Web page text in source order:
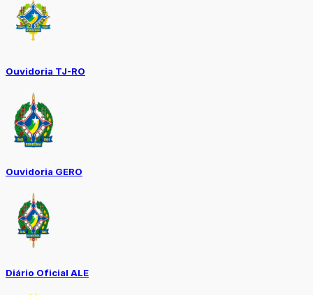
Ouvidoria TJ-RO
Ouvidoria GERO
Diário Oficial ALE